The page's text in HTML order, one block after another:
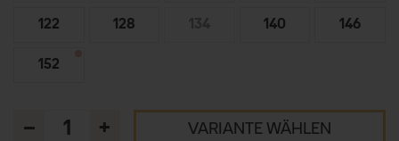
122 128 140 146
152
– + VARIANTE WÄHLEN